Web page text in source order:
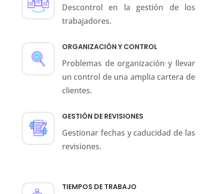
Descontrol en la gestión de los
trabajadores.
ORGANIZACIÓN Y CONTROL
Problemas de organización y llevar
un control de una amplia cartera de
clientes.
GESTIÓN DE REVISIONES
Gestionar fechas y caducidad de las
revisiones.
TIEMPOS DE TRABAJO